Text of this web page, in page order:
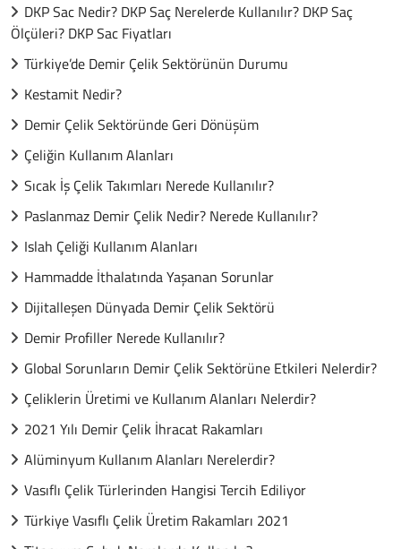
DKP Sac Nedir? DKP Saç Nerelerde Kullanılır? DKP Saç
Ölçüleri? DKP Sac Fiyatları
Türkiye’de Demir Çelik Sektörünün Durumu
Kestamit Nedir?
Demir Çelik Sektöründe Geri Dönüşüm
Çeliğin Kullanım Alanları
Sıcak İş Çelik Takımları Nerede Kullanılır?
Paslanmaz Demir Çelik Nedir? Nerede Kullanılır?
Islah Çeliği Kullanım Alanları
Hammadde İthalatında Yaşanan Sorunlar
Dijitalleşen Dünyada Demir Çelik Sektörü
Demir Profiller Nerede Kullanılır?
Global Sorunların Demir Çelik Sektörüne Etkileri Nelerdir?
Çeliklerin Üretimi ve Kullanım Alanları Nelerdir?
2021 Yılı Demir Çelik İhracat Rakamları
Alüminyum Kullanım Alanları Nerelerdir?
Vasıflı Çelik Türlerinden Hangisi Tercih Ediliyor
Türkiye Vasıflı Çelik Üretim Rakamları 2021